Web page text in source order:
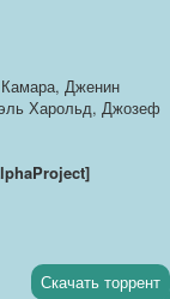
Дженин
Харольд, Джозеф
Скачать торрент